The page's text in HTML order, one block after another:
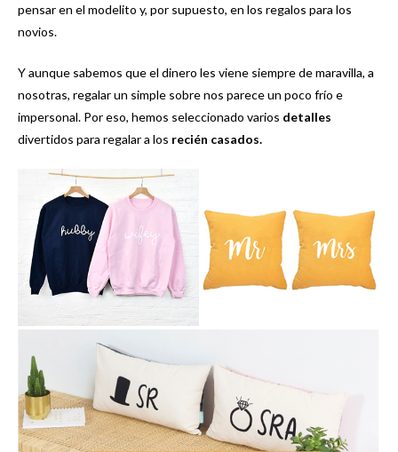
pensar en el modelito y, por supuesto, en los regalos para los
novios.
Y aunque sabemos que el dinero les viene siempre de maravilla, a
nosotras, regalar un simple sobre nos parece un poco frío e
impersonal. Por eso, hemos seleccionado varios detalles
divertidos para regalar a los recién casados.